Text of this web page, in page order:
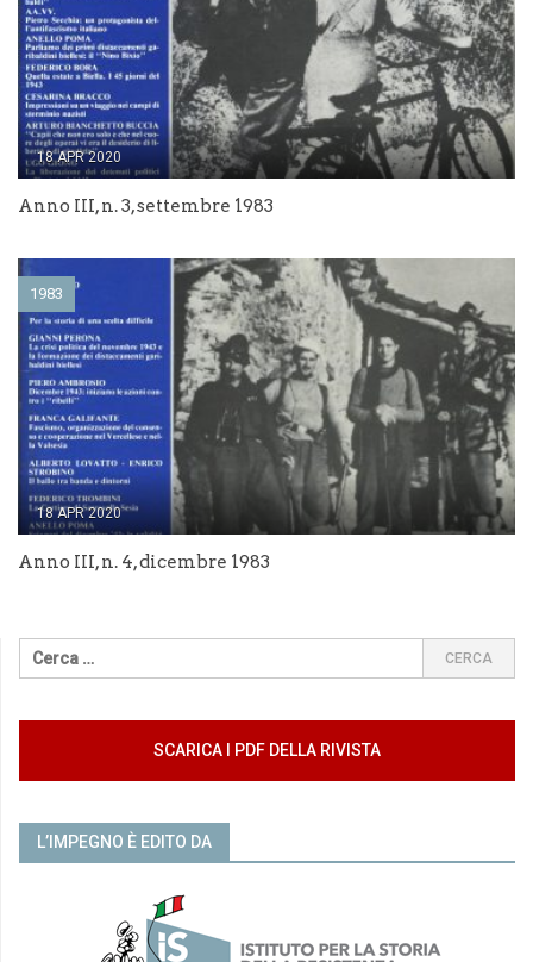
18 APR 2020
Anno III, n. 3, settembre 1983
1983
18 APR 2020
Anno III, n. 4, dicembre 1983
SCARICA I PDF DELLA RIVISTA
L’IMPEGNO È EDITO DA